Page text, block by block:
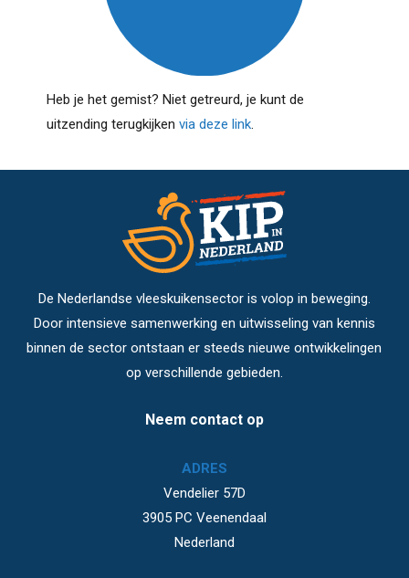
Heb je het gemist? Niet getreurd, je kunt de
uitzending terugkijken via deze link.
De Nederlandse vleeskuikensector is volop in beweging.
Door intensieve samenwerking en uitwisseling van kennis
binnen de sector ontstaan er steeds nieuwe ontwikkelingen
op verschillende gebieden.
Neem contact op
ADRES
Vendelier 57D
3905 PC Veenendaal
Nederland